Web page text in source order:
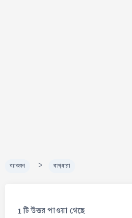
ব্যাকরণ > বাগ্‌ধারা
1 টি উত্তর পাওয়া গেছে